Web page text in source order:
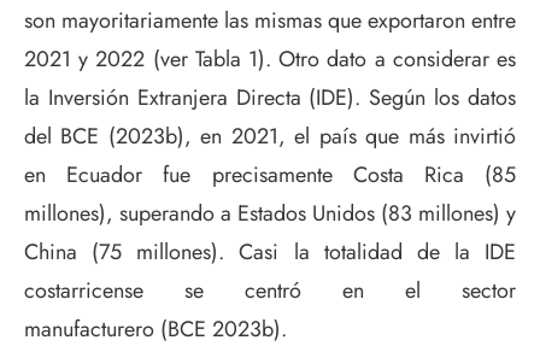
son mayoritariamente las mismas que exportaron entre
2021 y 2022 (ver Tabla 1). Otro dato a considerar es
la Inversión Extranjera Directa (IDE). Según los datos
del BCE (2023b), en 2021, el país que más invirtió
en Ecuador fue precisamente Costa Rica (85
millones), superando a Estados Unidos (83 millones) y
China (75 millones). Casi la totalidad de la IDE
costarricense se centró en el sector
manufacturero (BCE 2023b).